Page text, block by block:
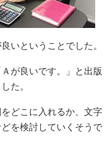
いということでした。
が良いです。」と出版
た。
どこに入れるか、文字
を検討していくそうで